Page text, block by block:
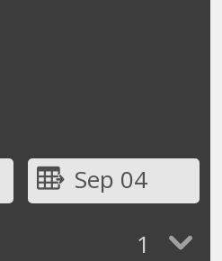
Sep 04
1